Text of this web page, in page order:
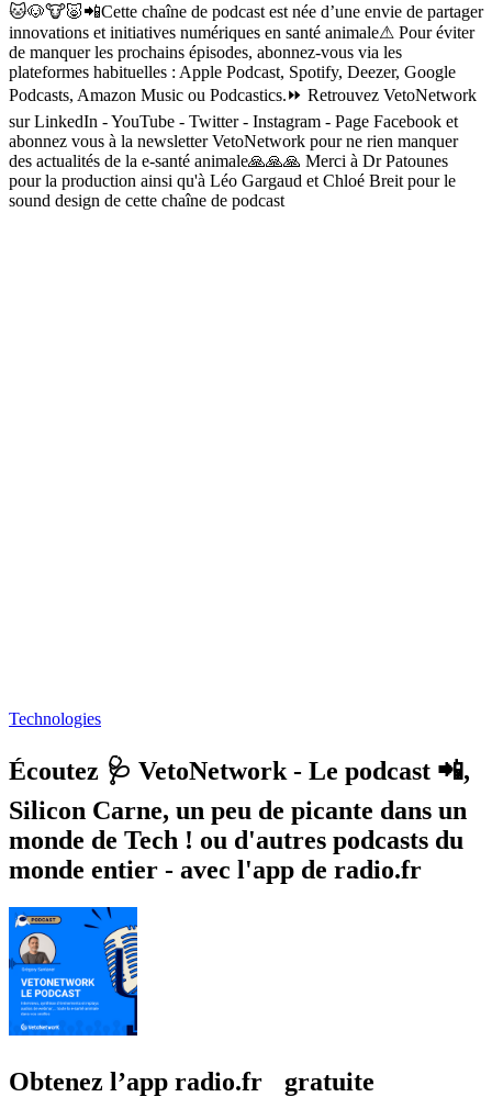
🐱🐶🐮🐷📲Cette chaîne de podcast est née d’une envie de partager
innovations et initiatives numériques en santé animale⚠ Pour éviter
de manquer les prochains épisodes, abonnez-vous via les
plateformes habituelles : Apple Podcast, Spotify, Deezer, Google
Podcasts, Amazon Music ou Podcastics.⏩ Retrouvez VetoNetwork
sur LinkedIn - YouTube - Twitter - Instagram - Page Facebook et
abonnez vous à la newsletter VetoNetwork pour ne rien manquer
des actualités de la e-santé animale🙏🙏🙏 Merci à Dr Patounes
pour la production ainsi qu'à Léo Gargaud et Chloé Breit pour le
sound design de cette chaîne de podcast
Technologies
Écoutez 🩺 VetoNetwork - Le podcast 📲,
Silicon Carne, un peu de picante dans un
monde de Tech ! ou d'autres podcasts du
monde entier - avec l'app de radio.fr
Obtenez l’app radio.fr gratuite